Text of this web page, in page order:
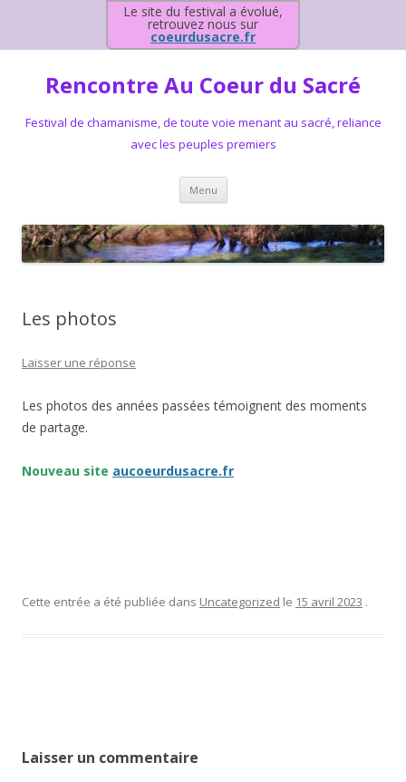
Le site du festival a évolué,
retrouvez nous sur
coeurdusacre.fr
Rencontre Au Coeur du Sacré
Festival de chamanisme, de toute voie menant au sacré, reliance
avec les peuples premiers
Menu Aller au contenu principal
Les photos
Laisser une réponse
Les photos des années passées témoignent des moments
de partage.
Nouveau site aucoeurdusacre.fr
Cette entrée a été publiée dans Uncategorized le 15 avril 2023 .
Laisser un commentaire